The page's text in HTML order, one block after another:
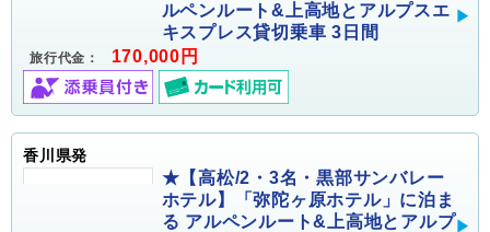
ルペンルート&上高地とアルプスエ
キスプレス貸切乗車 3日間
旅行代金： 170,000円
香川県発
★【高松/2・3名・黒部サンバレー
ホテル】「弥陀ヶ原ホテル」に泊ま
る アルペンルート&上高地とアルプ